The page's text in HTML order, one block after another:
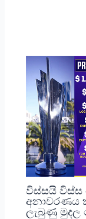
විස්සයි විස්ස
අනාවරණය
ලැබුණු මුදල